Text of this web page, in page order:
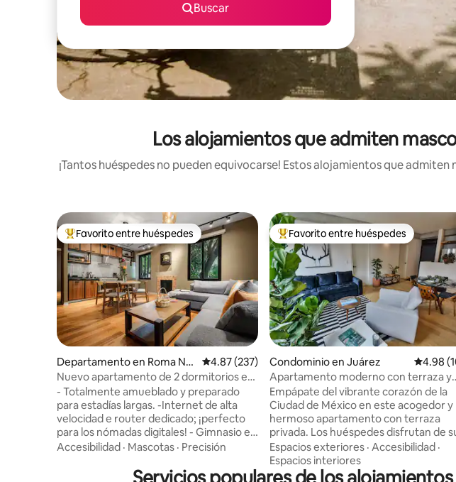
Buscar
Los alojamientos que admiten
¡Tantos huéspedes no pueden equivocarse! Estos alojamientos que
De los mejores en Favorito entre huéspedes
Favorito entre huéspedes
Departamento en Roma Nor
te
Calificación promedio: 4.87 de 5; 237 evaluaciones
4.87 (237)
Nuevo apartamento de 2 dormitorios en
el corazón de la moderna Roma/Co
- Totalmente amueblado y preparado
para estadías largas. -Internet de alta
velocidad e router dedicado; ¡perfecto
para los nómadas digitales! - Gimnasio en
el edificio. - Zona común con terraza en
lavadora y secadora privadas asignadas
Accesibilidad · Mascotas · Precisión
De los mejores en Favorito entre
Favorito entre huéspedes
Condominio en Juárez
4.98
Apartamento moderno con terraza y
vistas a la azotea
Empápate del vibrante corazón de la
Ciudad de México en este acogedor y
hermoso apartamento con terraza
privada. Los huéspedes disfrutan de
interiores impecables, sus increíbles
vistas a la azotea y la ubicación
a pocos pasos del Zócalo, Bellas Artes
Espacios exteriores · Accesibilidad ·
Espacios interiores